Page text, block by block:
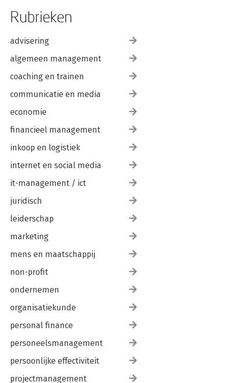
Rubrieken
advisering
algemeen management
coaching en trainen
communicatie en media
economie
financieel management
inkoop en logistiek
internet en social media
it-management / ict
juridisch
leiderschap
marketing
mens en maatschappij
non-profit
ondernemen
organisatiekunde
personal finance
personeelsmanagement
persoonlijke effectiviteit
projectmanagement